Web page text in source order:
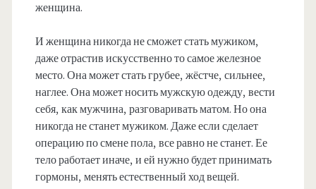
женщина.
И женщина никогда не сможет стать мужиком,
даже отрастив искусственно то самое железное
место. Она может стать грубее, жёстче, сильнее,
наглее. Она может носить мужскую одежду, вести
себя, как мужчина, разговаривать матом. Но она
никогда не станет мужиком. Даже если сделает
операцию по смене пола, все равно не станет. Ее
тело работает иначе, и ей нужно будет принимать
гормоны, менять естественный ход вещей.